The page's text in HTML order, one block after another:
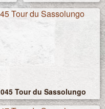
045 Tour du Sassolungo